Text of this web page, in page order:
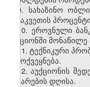
9. სახაზინო
განაკვეთის
10. ეროვნული
აუქციონში
11. ტექნიკური
გამოქვეყნება.
12. აუქციონის
ჩატარების დღისა.